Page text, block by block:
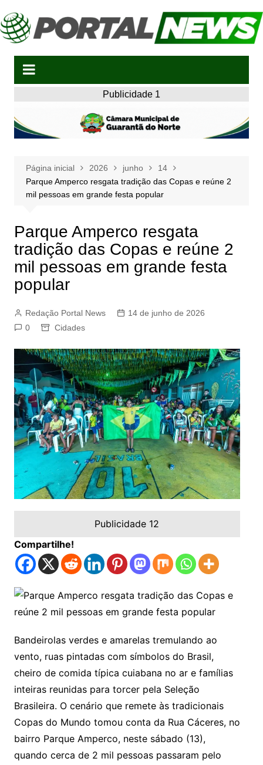
para
o
Publicidade 1
Página inicial 2026 junho
14
Parque Amperco resgata tradição das Copas e reúne 2
mil pessoas em grande festa popular
Parque Amperco resgata
tradição das Copas e reúne 2
mil pessoas em grande festa
popular
Redação Portal News
14 de junho de 2026
0
Cidades
Publicidade 12
Compartilhe!
Bandeirolas verdes e amarelas tremulando ao
vento, ruas pintadas com símbolos do Brasil,
cheiro de comida típica cuiabana no ar e famílias
inteiras reunidas para torcer pela Seleção
Brasileira. O cenário que remete às tradicionais
Copas do Mundo tomou conta da Rua Cáceres, no
bairro Parque Amperco, neste sábado (13),
quando cerca de 2 mil pessoas passaram pelo